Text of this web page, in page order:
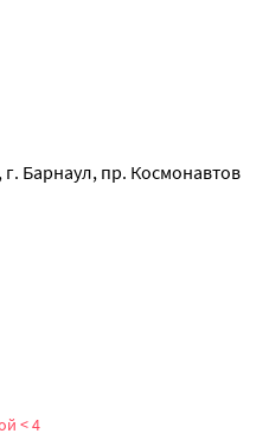
Барнаул, пр. Космонавтов
< 4